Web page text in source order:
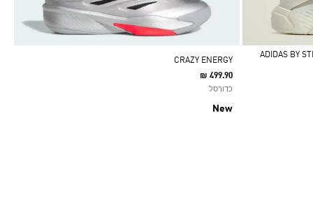
CRAZY ENERGY
₪ 499.90
כדורסל
New